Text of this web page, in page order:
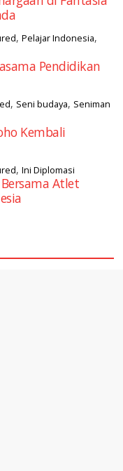
,Pelajar Indonesia,
Pendidikan
, Seni budaya, Seniman
Kembali
,Ini Diplomasi
Atlet